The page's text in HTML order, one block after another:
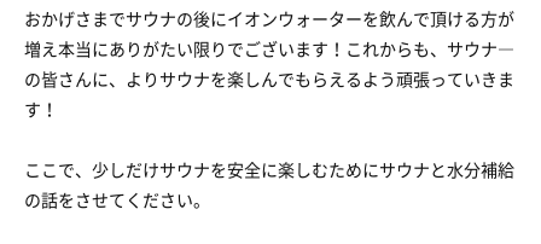
おかげさまでサウナの後にイオンウォーターを飲んで頂ける方が
増え本当にありがたい限りでございます！これからも、サウナ―
の皆さんに、よりサウナを楽しんでもらえるよう頑張っていきま
す！
ここで、少しだけサウナを安全に楽しむためにサウナと水分補給
の話をさせてください。